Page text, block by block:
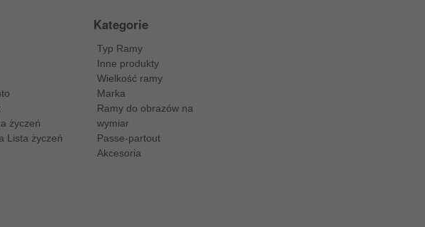
życzeń
Lista życzeń
Kategorie
Typ Ramy
Inne produkty
Wielkość ramy
Marka
Ramy do obrazów na
wymiar
Passe-partout
Akcesoria